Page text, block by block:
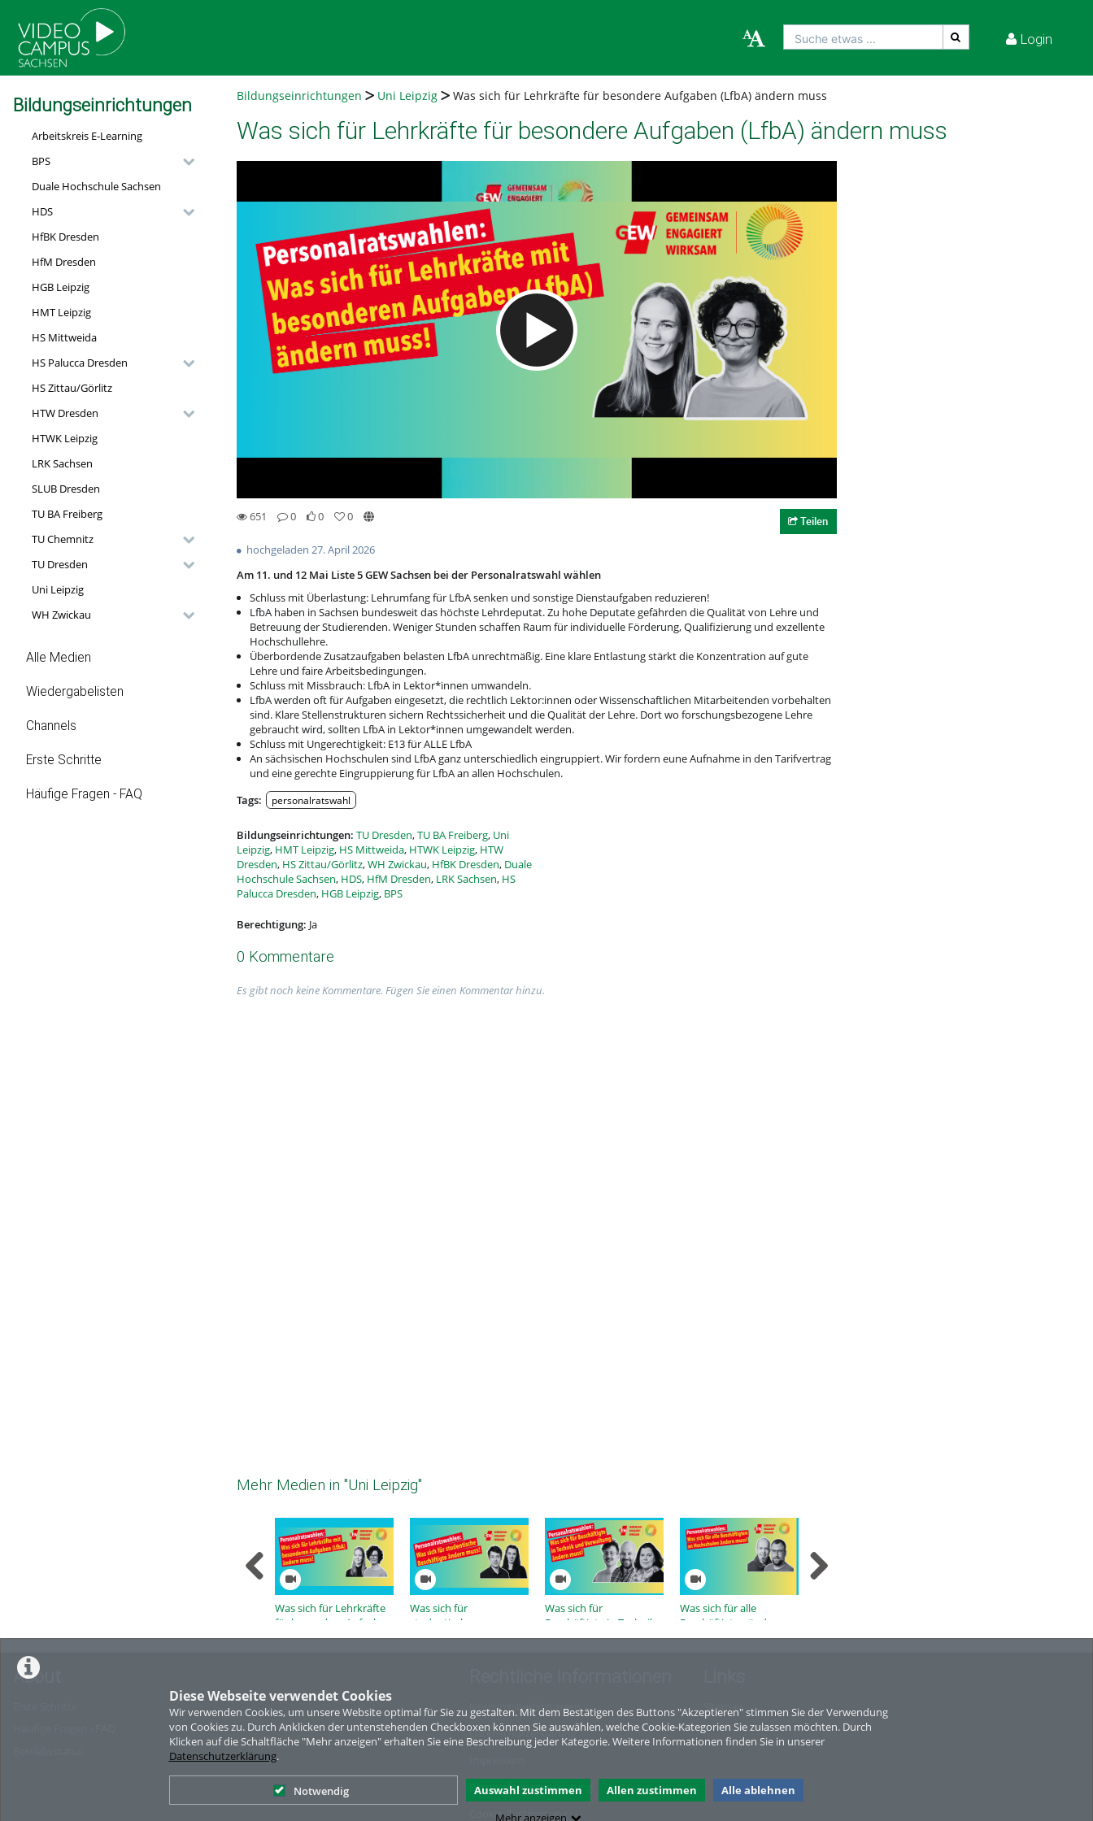
Diese Webseite verwendet Cookies
Wir verwenden Cookies, um unsere Website optimal für Sie zu gestalten. Mit dem Bestätigen des Buttons "Akzeptieren" stimmen Sie der Verwendung
von Cookies zu. Durch Anklicken der untenstehenden Checkboxen können Sie auswählen, welche Cookie-Kategorien Sie zulassen möchten. Durch
Klicken auf die Schaltfläche "Mehr anzeigen" erhalten Sie eine Beschreibung jeder Kategorie. Weitere Informationen finden Sie in unserer
Datenschutzerklärung.
Notwendig Auswahl zustimmen Allen zustimmen
Alle ablehnen
Mehr anzeigen
Suche etwas ... Login
Bildungseinrichtungen
Arbeitskreis E-Learning
BPS
Duale Hochschule Sachsen
HDS
HfBK Dresden
HfM Dresden
HGB Leipzig
HMT Leipzig
HS Mittweida
HS Palucca Dresden
HS Zittau/Görlitz
HTW Dresden
HTWK Leipzig
LRK Sachsen
SLUB Dresden
TU BA Freiberg
TU Chemnitz
TU Dresden
Uni Leipzig
WH Zwickau
Alle Medien
Wiedergabelisten
Channels
Erste Schritte
Häufige Fragen - FAQ
Bildungseinrichtungen Uni Leipzig Was sich für Lehrkräfte für besondere Aufgaben (LfbA) ändern muss
Was sich für Lehrkräfte für besondere Aufgaben (LfbA) ändern muss
Video abspielen
651
0
0
0
Teilen
hochgeladen 27. April 2026
Am 11. und 12 Mai Liste 5 GEW Sachsen bei der Personalratswahl wählen
Schluss mit Überlastung: Lehrumfang für LfbA senken und sonstige Dienstaufgaben reduzieren!
LfbA haben in Sachsen bundesweit das höchste Lehrdeputat. Zu hohe Deputate gefährden die Qualität von Lehre und
Betreuung der Studierenden. Weniger Stunden schaffen Raum für individuelle Förderung, Qualifizierung und exzellente
Hochschullehre.
Überbordende Zusatzaufgaben belasten LfbA unrechtmäßig. Eine klare Entlastung stärkt die Konzentration auf gute
Lehre und faire Arbeitsbedingungen.
Schluss mit Missbrauch: LfbA in Lektor*innen umwandeln.
LfbA werden oft für Aufgaben eingesetzt, die rechtlich Lektor:innen oder Wissenschaftlichen Mitarbeitenden vorbehalten
sind. Klare Stellenstrukturen sichern Rechtssicherheit und die Qualität der Lehre. Dort wo forschungsbezogene Lehre
gebraucht wird, sollten LfbA in Lektor*innen umgewandelt werden.
Schluss mit Ungerechtigkeit: E13 für ALLE LfbA
An sächsischen Hochschulen sind LfbA ganz unterschiedlich eingruppiert. Wir fordern eune Aufnahme in den Tarifvertrag
und eine gerechte Eingruppierung für LfbA an allen Hochschulen.
Tags:
personalratswahl
Bildungseinrichtungen: TU Dresden,TU BA Freiberg, Uni
Leipzig, HMT Leipzig, HS Mittweida, HTWK Leipzig, HTW
Dresden, HS Zittau/Görlitz,WH Zwickau, HfBK Dresden, Duale
Hochschule Sachsen, HDS, HfM Dresden, LRK Sachsen, HS
Palucca Dresden, HGB Leipzig, BPS
Berechtigung: Ja
0 Kommentare
Es gibt noch keine Kommentare. Fügen Sie einen Kommentar hinzu.
Mehr Medien in "Uni Leipzig"
Was sich für Lehrkräfte
für besondere Aufgaben
(LfbA) ändern muss
Was sich für
studentische
Beschäftigte ändern
Was sich für
Beschäftigte in Technik
und Verwaltung ändern
Was sich für alle
Beschäftigten ändern
muss
Mitarbeiter:innen
About
Nutzungsbedingungen
Datenschutzerklärung
Barrierefreiheitserklärung
Cookie-Zustimmung
Sitemap